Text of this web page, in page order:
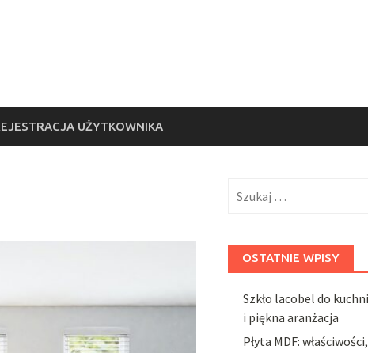
UŻYTKOWNIKA
OSTATNIE WPISY
Szkło lacobel do
i piękna aranżacja
Płyta MDF: